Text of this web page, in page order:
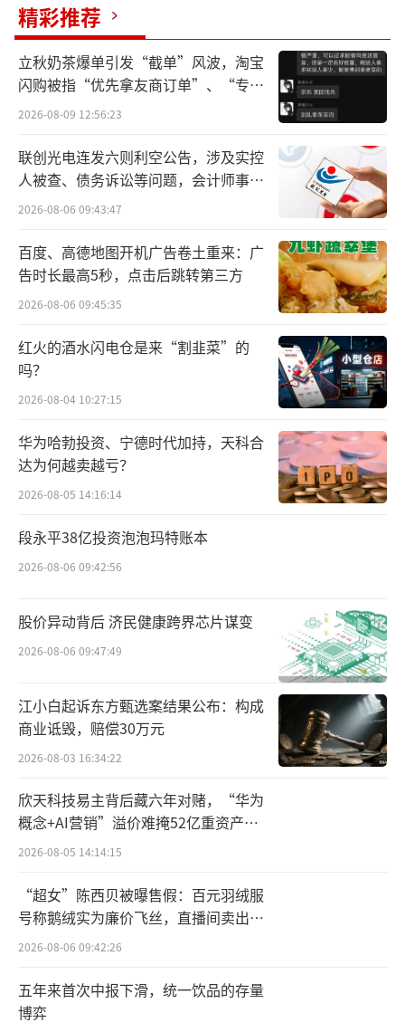
绿色制造、服务型制造，加快产业模式和企业
组织形态变革。
作为全国跨境电商的先行者，广州近年来
持续构建“龙头引领、中小协同、生态完
善”的跨境电商发展格局,持续推动“跨境电商
+产业带”模式深度融合，为广州制造业高质量
发展注入新动能。海关数据显示，今年以来，
广州外贸新业态动能进一步壮大，在SHEIN、
卓志等龙头企业的带动下，今年1-9月，广州市
跨境电商进出口保持两位数增长至1691.2亿
元，直接拉动全市外贸进出口逆势增长12.
5%，其中服装出口同比增长18.8%。
眼下进入今年海外购物狂欢季跨境电商的
旺季升温阶段，媒体在现场获悉，含有绣花、
钉珠、烫钻等特殊材料和复杂工艺的男装，瑜
伽服、具有速干等功能款弹力面料的运动女
装，这些更有差异化特色和应季热门需求的产
品是SHEIN自主品牌在本期广交会上的热招品
类，吸引现场商家纷纷驻足咨询沟通。同时，
从适应期、转正期、成长期到进阶期，SHEIN
为合作的新供应商设置的阶段性成长提升路径
和系统性赋能培养机制，也成为现场商家关心
的重点。
在传统服装制造业中，普遍存在两大突出
痛点：库存高、回款慢。行业平均的未销售库
存率在30%左右，结款周期一般在3个月起步。
SHEIN的解法是根据供应商资质缩短至月结甚
至周结，改善供应商资金效率，并以“小单快
反”柔性按需生产的供应链新模式，将库存率
降至低个位数，从源头上减少浪费、提高效率
具性价比的产品。
精彩推荐
立秋奶茶爆单引发“截单”风波，淘宝
闪购被指“优先拿友商订单”、“专挑
贵的拿”
2026-08-09 12:56:23
联创光电连发六则利空公告，涉及实控
人被查、债务诉讼等问题，会计师事务
所曾出具“保留意见”
2026-08-06 09:43:47
百度、高德地图开机广告卷土重来：广
告时长最高5秒，点击后跳转第三方
2026-08-06 09:45:35
红火的酒水闪电仓是来“割韭菜”的
吗？
2026-08-04 10:27:15
华为哈勃投资、宁德时代加持，天科合
达为何越卖越亏？
2026-08-05 14:16:14
段永平38亿投资泡泡玛特账本
2026-08-06 09:42:56
股价异动背后 济民健康跨界芯片谋变
2026-08-06 09:47:49
江小白起诉东方甄选案结果公布：构成
商业诋毁，赔偿30万元
2026-08-03 16:34:22
欣天科技易主背后藏六年对赌，“华为
概念+AI营销”溢价难掩52亿重资产考
验
2026-08-05 14:14:15
“超女”陈西贝被曝售假：百元羽绒服
号称鹅绒实为廉价飞丝，直播间卖出超
百万元
2026-08-06 09:42:26
五年来首次中报下滑，统一饮品的存量
博弈